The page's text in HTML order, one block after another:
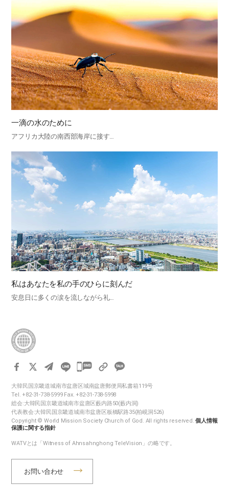
一滴の水のために
アフリカ大陸の南西部海岸に接す…
私はあなたを私の手のひらに刻んだ
安息日に多くの涙を流しながら礼…
카
오
톡
공
하
大韓民国京畿道城南市盆唐区城南盆唐郵便局私書箱119号
Tel. +82-31-738-5999 Fax. +82-31-738-5998
総会:大韓民国京畿道城南市盆唐区藪内路50(藪内洞)
代表教会:大韓民国京畿道城南市盆唐区板橋駅路35(柏峴洞526)
Copyright © World Mission Society Church of God. All rights reserved.個人情報
保護に関する指針
WATVとは「Witness of Ahnsahnghong TeleVision」の略です。
お問い合わせ